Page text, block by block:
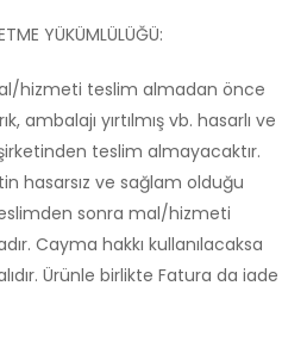
YÜKÜMLÜLÜĞÜ:
hizmeti teslim almadan önce
ambalajı yırtılmış vb. hasarlı ve
teslim almayacaktır.
hasarsız ve sağlam olduğu
sonra mal/hizmeti
Cayma hakkı kullanılacaksa
Ürünle birlikte Fatura da iade